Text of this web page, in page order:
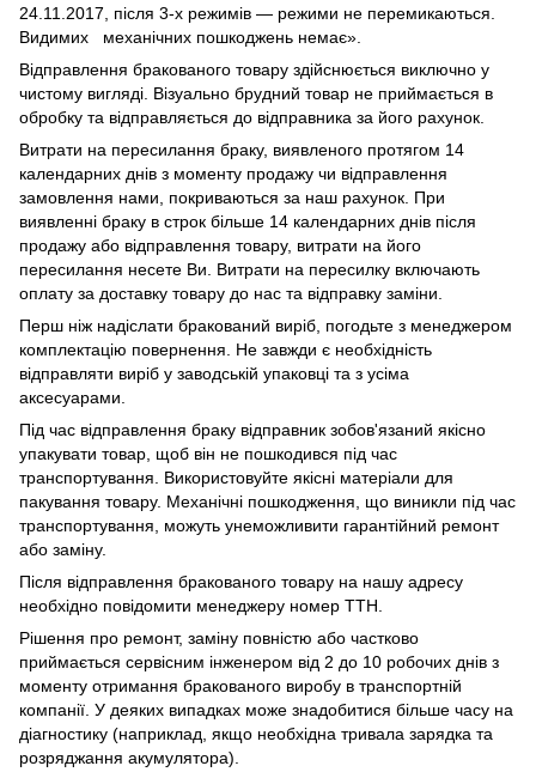
24.11.2017, після 3-х режимів — режими не перемикаються.
Видимих механічних пошкоджень немає».
Відправлення бракованого товару здійснюється виключно у
чистому вигляді. Візуально брудний товар не приймається в
обробку та відправляється до відправника за його рахунок.
Витрати на пересилання браку, виявленого протягом 14
календарних днів з моменту продажу чи відправлення
замовлення нами, покриваються за наш рахунок. При
виявленні браку в строк більше 14 календарних днів після
продажу або відправлення товару, витрати на його
пересилання несете Ви. Витрати на пересилку включають
оплату за доставку товару до нас та відправку заміни.
Перш ніж надіслати бракований виріб, погодьте з менеджером
комплектацію повернення. Не завжди є необхідність
відправляти виріб у заводській упаковці та з усіма
аксесуарами.
Під час відправлення браку відправник зобов'язаний якісно
упакувати товар, щоб він не пошкодився під час
транспортування. Використовуйте якісні матеріали для
пакування товару. Механічні пошкодження, що виникли під час
транспортування, можуть унеможливити гарантійний ремонт
або заміну.
Після відправлення бракованого товару на нашу адресу
необхідно повідомити менеджеру номер ТТН.
Рішення про ремонт, заміну повністю або частково
приймається сервісним інженером від 2 до 10 робочих днів з
моменту отримання бракованого виробу в транспортній
компанії. У деяких випадках може знадобитися більше часу на
діагностику (наприклад, якщо необхідна тривала зарядка та
розряджання акумулятора).